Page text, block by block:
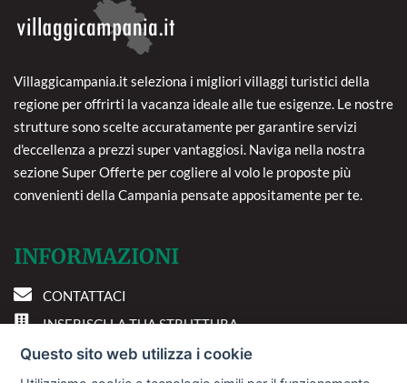
Villaggicampania.it seleziona i migliori villaggi turistici della
regione per offrirti la vacanza ideale alle tue esigenze. Le nostre
strutture sono scelte accuratamente per garantire servizi
d'eccellenza a prezzi super vantaggiosi. Naviga nella nostra
sezione Super Offerte per cogliere al volo le proposte più
convenienti della Campania pensate appositamente per te.
INFORMAZIONI
CONTATTACI
INSERISCI LA TUA STRUTTURA
PREFERENZE COOKIE
Questo sito web utilizza i cookie